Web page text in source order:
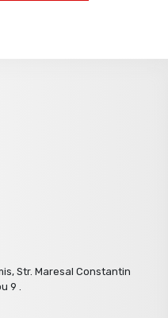
Str. Maresal Constantin
9 .